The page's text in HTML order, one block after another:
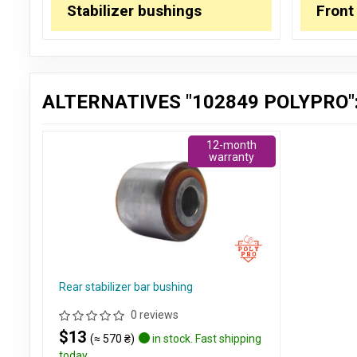
Stabilizer bushings
ALTERNATIVES "102849
Rear stabilizer bar bushing
0 reviews
$13 (≈ 570 ₴)
in stock. Fast shipping
12-month
warranty